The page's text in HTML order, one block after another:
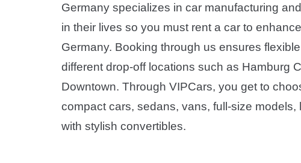
Germany specializes in car manufacturing
in their lives so you must rent a car to
Germany. Booking through us ensures
different drop-off locations such as Hamburg
Downtown. Through VIPCars, you get to
compact cars, sedans, vans, full-size
with stylish convertibles.